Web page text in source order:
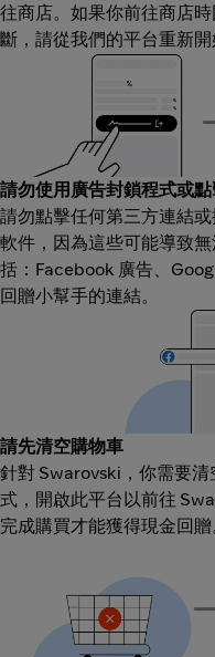
往商店。如果你前往商店
斷，請從我們的平台重新開
請勿使用廣告封鎖程式或
請勿點擊任何第三方連結
軟件，因為這些可能導致
括：Facebook 廣告、
回贈小幫手的連結。
請先清空購物車
針對 Swarovski，你需要
式，開啟此平台以前往
完成購買才能獲得現金回